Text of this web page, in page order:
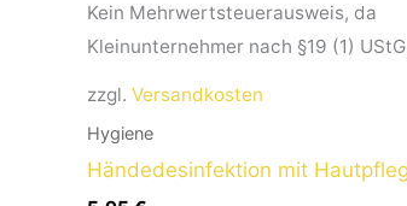
Kein Mehrwertsteuerausweis, da
Kleinunternehmer nach §19 (1)
zzgl. Versandkosten
Hygiene
Händedesinfektion mit